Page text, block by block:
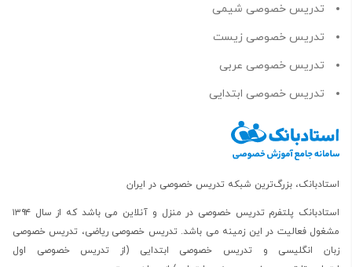
تدریس خصوصی شیمی
تدریس خصوصی زیست
تدریس خصوصی عربی
تدریس خصوصی ابتدایی
استادبانک، بزرگ‌ترین شبکه تدریس خصوصی در ایران
استادبانک پلتفرم تدریس خصوصی در منزل و آنلاین
می باشد که از سال ۱۳۹۴
مشغول فعالیت در این زمینه می باشد.تدریس خصوصی ریاضی، تدریس خصوصی
زبان انگلیسی و تدریس خصوصی ابتدایی (از
تدریس خصوصی اول